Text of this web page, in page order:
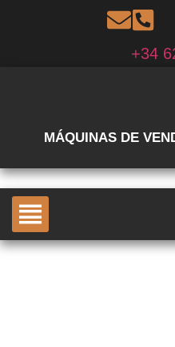
+34
MÁQUINAS DE